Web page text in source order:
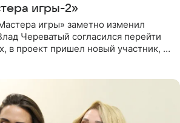
игры-2»
игры» заметно изменил
Череватый согласился перейти
в проект пришел новый участник, а